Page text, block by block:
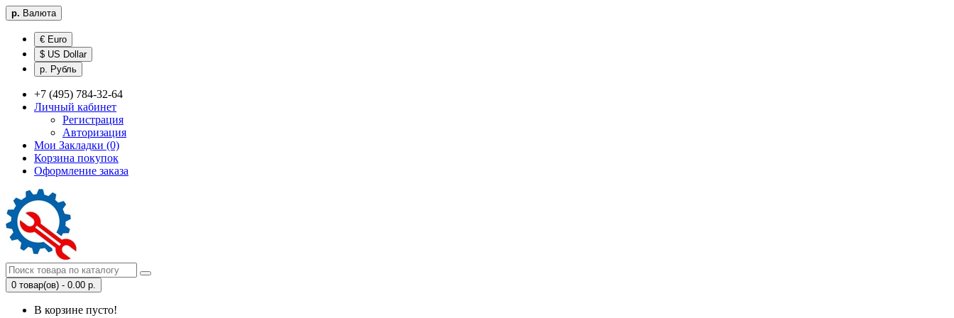
р. Валюта
€ Euro
$ US Dollar
р. Рубль
+7 (495) 784-32-64
Личный кабинет
Регистрация
Авторизация
Мои Закладки (0)
Корзина покупок
Оформление заказа
0 товар(ов) - 0.00 р.
В корзине пусто!